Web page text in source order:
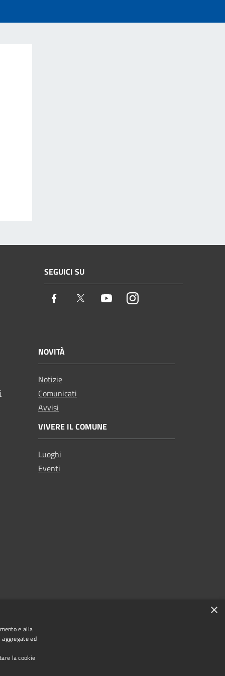
SEGUICI SU
Facebook Twitter YoutubeInstagram
NOVITÀ
Notizie
Comunicati
Avvisi
VIVERE IL COMUNE
Luoghi
Eventi
×
e alla
ed
la cookie